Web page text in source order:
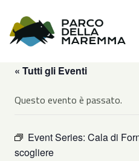
« Tutti gli Eventi
Questo evento è passato.
Event Series: Cala di
scogliere